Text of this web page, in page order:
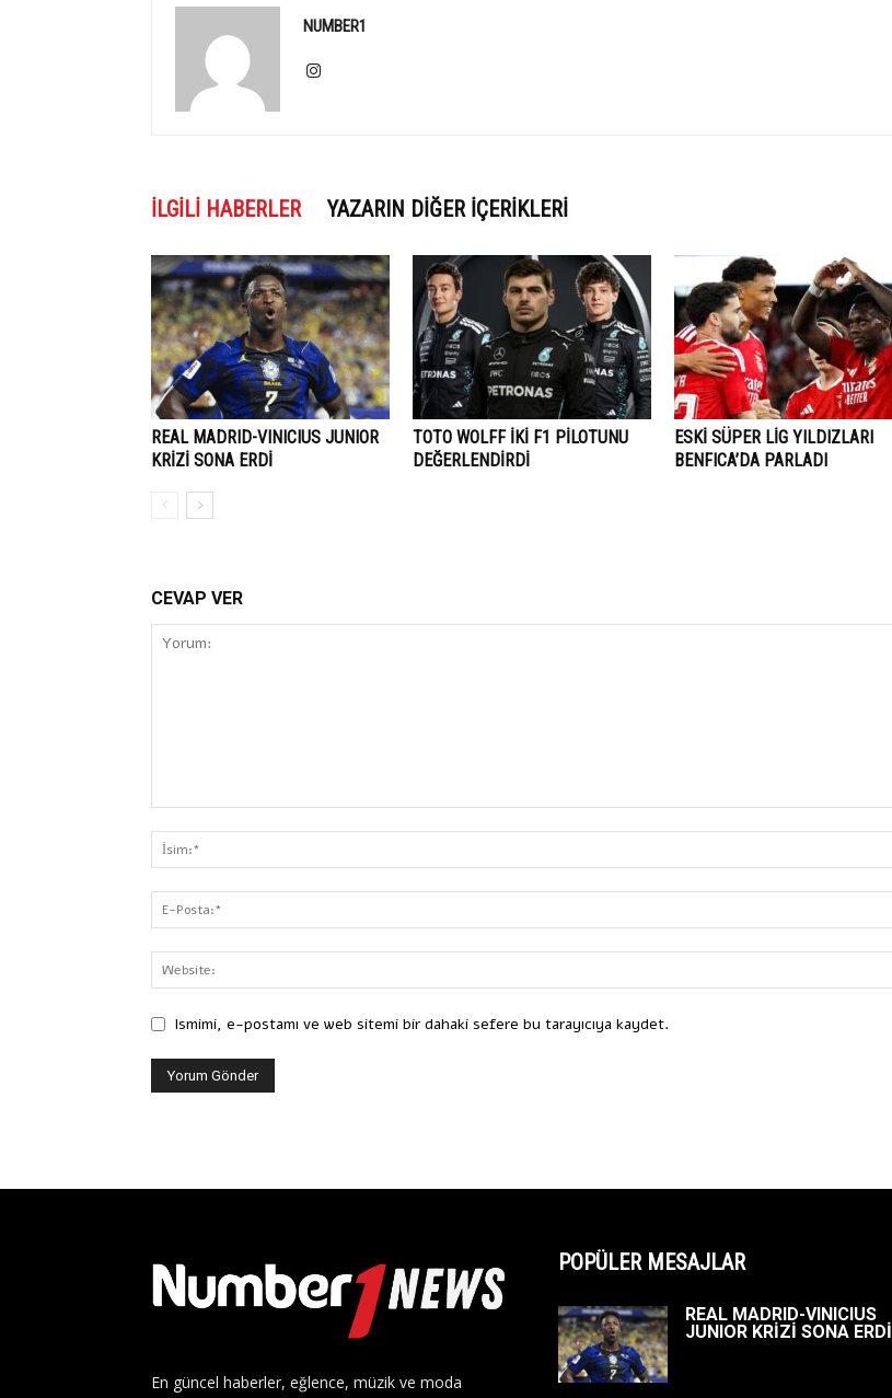
NUMBER1
İLGILI HABERLER YAZARIN DIĞER İÇERIKLERI
REAL MADRID-VINICIUS JUNIOR
KRİZİ SONA ERDİ
TOTO WOLFF İKİ F1 PİLOTUNU
DEĞERLENDİRDİ
ESKİ SÜPER LİG YILDIZLARI
BENFICA’DA PARLADI
CEVAP VER
Ismimi, e-postamı ve web sitemi bir dahaki sefere bu tarayıcıya kaydet.
En güncel haberler, eğlence, müzik ve moda
POPÜLER MESAJLAR
REAL MADRID-VINICIUS
JUNIOR KRİZİ SONA ERDİ